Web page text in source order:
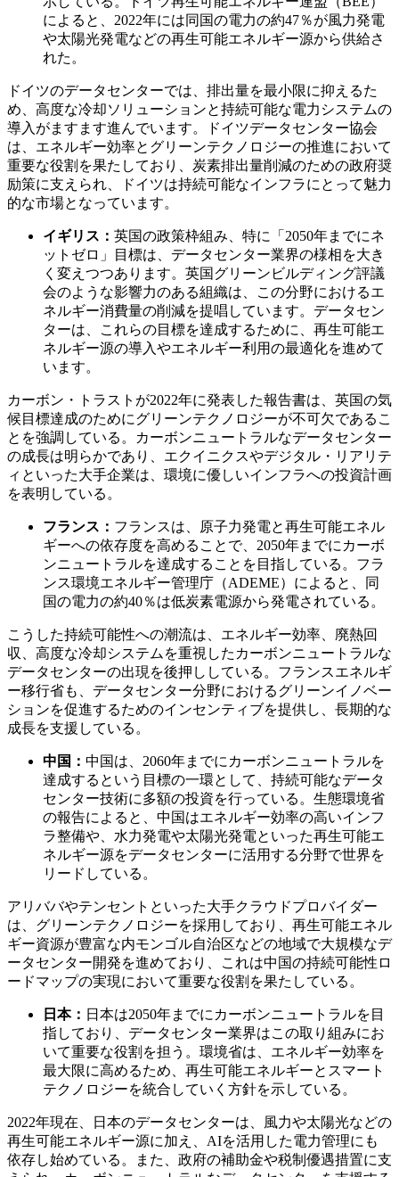
によると、2022年には同国の電力の約47％が風力発電
や太陽光発電などの再生可能エネルギー源から供給さ
れた。
ドイツのデータセンターでは、排出量を最小限に抑えるた
め、高度な冷却ソリューションと持続可能な電力システムの
導入がますます進んでいます。ドイツデータセンター協会
は、エネルギー効率とグリーンテクノロジーの推進において
重要な役割を果たしており、炭素排出量削減のための政府奨
励策に支えられ、ドイツは持続可能なインフラにとって魅力
的な市場となっています。
イギリス： 英国の政策枠組み、特に「2050年までにネ
ットゼロ」目標は、データセンター業界の様相を大き
く変えつつあります。英国グリーンビルディング評議
会のような影響力のある組織は、この分野におけるエ
ネルギー消費量の削減を提唱しています。データセン
ターは、これらの目標を達成するために、再生可能エ
ネルギー源の導入やエネルギー利用の最適化を進めて
います。
カーボン・トラストが2022年に発表した報告書は、英国の気
候目標達成のためにグリーンテクノロジーが不可欠であるこ
とを強調している。カーボンニュートラルなデータセンター
の成長は明らかであり、エクイニクスやデジタル・リアリテ
ィといった大手企業は、環境に優しいインフラへの投資計画
を表明している。
フランス： フランスは、原子力発電と再生可能エネル
ギーへの依存度を高めることで、2050年までにカーボ
ンニュートラルを達成することを目指している。フラ
ンス環境エネルギー管理庁（ADEME）によると、同
国の電力の約40％は低炭素電源から発電されている。
こうした持続可能性への潮流は、エネルギー効率、廃熱回
収、高度な冷却システムを重視したカーボンニュートラルな
データセンターの出現を後押ししている。フランスエネルギ
ー移行省も、データセンター分野におけるグリーンイノベー
ションを促進するためのインセンティブを提供し、長期的な
成長を支援している。
中国： 中国は、2060年までにカーボンニュートラルを
達成するという目標の一環として、持続可能なデータ
センター技術に多額の投資を行っている。生態環境省
の報告によると、中国はエネルギー効率の高いインフ
ラ整備や、水力発電や太陽光発電といった再生可能エ
ネルギー源をデータセンターに活用する分野で世界を
リードしている。
アリババやテンセントといった大手クラウドプロバイダー
は、グリーンテクノロジーを採用しており、再生可能エネル
ギー資源が豊富な内モンゴル自治区などの地域で大規模なデ
ータセンター開発を進めており、これは中国の持続可能性ロ
ードマップの実現において重要な役割を果たしている。
日本： 日本は2050年までにカーボンニュートラルを目
指しており、データセンター業界はこの取り組みにお
いて重要な役割を担う。環境省は、エネルギー効率を
最大限に高めるため、再生可能エネルギーとスマート
テクノロジーを統合していく方針を示している。
2022年現在、日本のデータセンターは、風力や太陽光などの
再生可能エネルギー源に加え、AIを活用した電力管理にも
依存し始めている。また、政府の補助金や税制優遇措置に支